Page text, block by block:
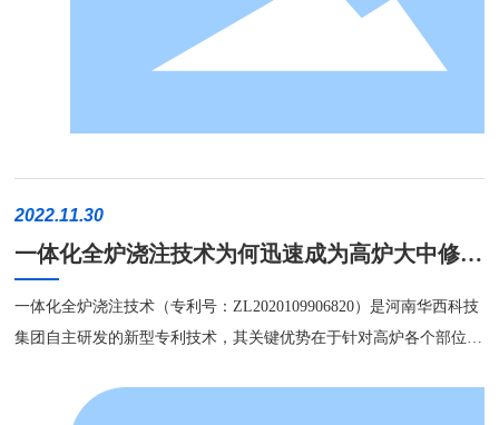
人力、物力，分段分部位维修造成炉身炉型和设计炉型差异大，“窜
气”的通病更是让钢铁企业一直头疼不已。而且在物料的准备及生产
提出国际领先的一体化全炉浇注技术。华西一体化全炉浇注技术的成
功应用，使得高炉内衬可以完美恢复设计炉型，从根源上去除“窜气”
“漏气”问题，减焦比，降燃料比，提升利用系数，实现高炉降本增
效，广泛地应用于国内外的大中小型高炉 。 炉底部位采用HX-L
D塞隆碳氮高强复合材料代替传统的陶瓷杯垫，能够将有效抵御铁水
侵蚀，能够稳定地维持炉底的热平衡。 炉缸部位采用HX-LG高
间的填充层，减少了热阻层，使浇注的炉缸整体传热效率得到保证。
2022.11.30
一体化全炉浇注技术为何迅速成为高炉大中修的
方案？
一体化全炉浇注技术（专利号：ZL2020109906820）是河南华西科技
集团自主研发的新型专利技术，其关键优势在于针对高炉各个部位受